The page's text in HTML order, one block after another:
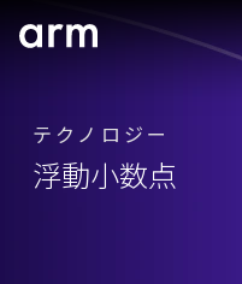
Skip to Main
Skip to Footer
ARMの
サポート
Armアカウント
製品
テクノロジー
浮動小数点